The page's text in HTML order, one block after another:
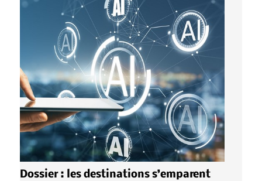
Dossier : les destinations s’emparent